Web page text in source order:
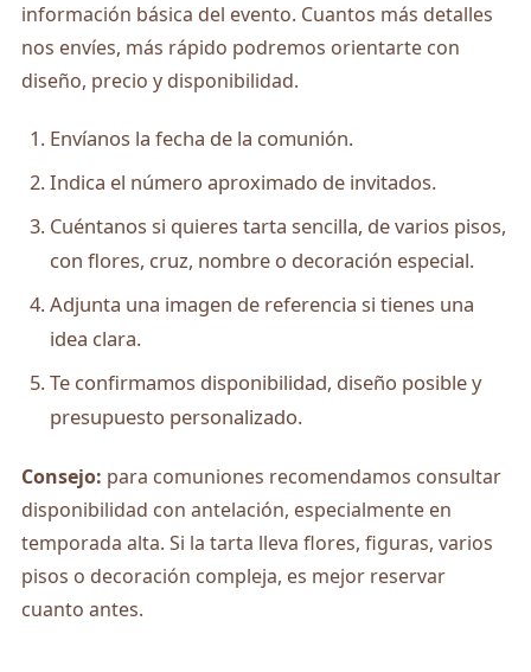
información básica del evento. Cuantos más detalles
nos envíes, más rápido podremos orientarte con
diseño, precio y disponibilidad.
Envíanos la fecha de la comunión.
Indica el número aproximado de invitados.
Cuéntanos si quieres tarta sencilla, de varios pisos,
con flores, cruz, nombre o decoración especial.
Adjunta una imagen de referencia si tienes una
idea clara.
Te confirmamos disponibilidad, diseño posible y
presupuesto personalizado.
Consejo: para comuniones recomendamos consultar
disponibilidad con antelación, especialmente en
temporada alta. Si la tarta lleva flores, figuras, varios
pisos o decoración compleja, es mejor reservar
cuanto antes.